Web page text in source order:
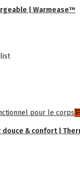
| Warmease™
& confort |